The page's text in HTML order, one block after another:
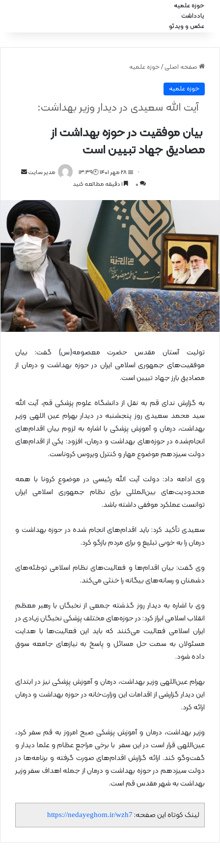
حوزه علمیه
یادداشت
عکس و ویدئو
صفحه اصلی /حوزه علمیه
حوزه علمیه
بیان موفقیت در حوزه بهداشت از
مصادیق جهاد تبیین است
آیت الله سعیدی در دیدار وزیر بهداشت:
مدیر سایت
ا
ل
ا
ی
م
ی
ل
📅 28 مهر 1401 🕙13:39
0
تولیت آستان مقدس حضرت معصومه(س)‌ گفت: بیان
موفقیت‌های جمهوری اسلامی ایران در حوزه بهداشت و درمان از
مصادیق بارز جهاد تبیین است.
به گزارش ندای قم به نقل از دانشگاه علوم پزشکی قم، آیت الله
سید محمد سعیدی روز پنجشنبه در دیدار بهرام عین اللهی وزیر
بهداشت، درمان و آموزش پزشکی با اشاره به لزوم بیان اقدام‌های
انجام‌شده در حوزه‌های بهداشت و درمان، افزود: یکی از اقدام‌های
دولت سیزدهم موضوع مهار و کنترل ویروس کروناست.
وی ادامه داد: دولت آیت الله رئیسی در موضوع کرونا با همه
محدودیت‌های بین‌المللی برای نظام جمهوری اسلامی ایران
توانست عملکرد موفقی داشته باشد.
سعیدی تأکید کرد: باید اقدام‌های انجام‌ شده در حوزه بهداشت و
درمان را به‌ خوبی تبلیغ و برای مردم بازگو کرد.
وی گفت: بیان اقدام‌ها و فعالیت‌های نظام اسلامی توطئه‌های
دشمنان و رسانه‌های بیگانه را خنثی می‌کند.
وی با اشاره به دیدار روز گذشته جمعی از نخبگان با رهبر معظم
انقلاب اسلامی ابراز کرد: در حوزه‌های مختلف پزشکی نخبگان زیادی در
ایران اسلامی فعالیت می‌کنند که باید این فعالیت‌ها با هدایت
مسئولان به سمت حل مسائل و پاسخ به نیازهای جامعه سوق
داده شود.
بهرام عین‌اللهی وزیر بهداشت، درمان و آموزش پزشکی نیز در ابتدای
این دیدار گزارشی از اقدامات این وزارت‌خانه در حوزه بهداشت و درمان
ارائه کرد.
وزیر بهداشت، درمان و آموزش پزشکی صبح امروز به قم سفر کرد،
عین‌اللهی قرار است در این سفر با برخی مراجع عظام و علما دیدار و
گفت‌وگو کند. ارائه گزارش اقدام‌های صورت گرفته و برنامه‌ها در
دولت سیزدهم در حوزه بهداشت و درمان از جمله اهداف سفر وزیر
بهداشت به شهر مقدس قم است.
لینک کوتاه این صفحه: https://nedayeghom.ir/wzh7